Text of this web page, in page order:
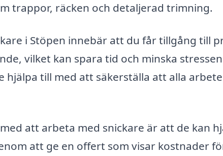
trappor, räcken och detaljerad trimning.
i Stöpen innebär att du får tillgång till
vilket kan spara tid och minska
hjälpa till med att säkerställa att alla
att arbeta med snickare är att de kan
att ge en offert som visar kostnader